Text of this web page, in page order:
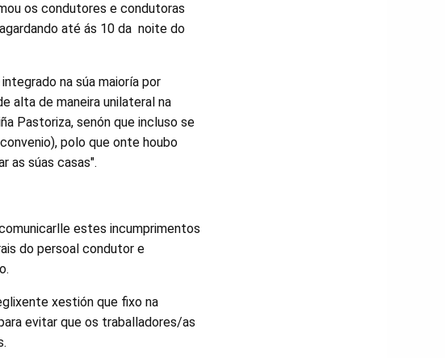
os condutores e condutoras
até ás 10 da noite do
na súa maioría por
alta de maneira unilateral na
Pastoriza, senón que incluso se
polo que onte houbo
as súas casas".
estes incumprimentos
do persoal condutor e
xestión que fixo na
evitar que os traballadores/as